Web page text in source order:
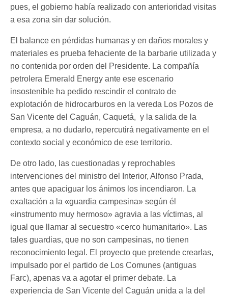
pues, el gobierno había realizado con anterioridad visitas
a esa zona sin dar solución.
El balance en pérdidas humanas y en daños morales y
materiales es prueba fehaciente de la barbarie utilizada y
no contenida por orden del Presidente. La compañía
petrolera Emerald Energy ante ese escenario
insostenible ha pedido rescindir el contrato de
explotación de hidrocarburos en la vereda Los Pozos de
San Vicente del Caguán, Caquetá, y la salida de la
empresa, a no dudarlo, repercutirá negativamente en el
contexto social y económico de ese territorio.
De otro lado, las cuestionadas y reprochables
intervenciones del ministro del Interior, Alfonso Prada,
antes que apaciguar los ánimos los incendiaron. La
exaltación a la «guardia campesina» según él
«instrumento muy hermoso» agravia a las víctimas, al
igual que llamar al secuestro «cerco humanitario». Las
tales guardias, que no son campesinas, no tienen
reconocimiento legal. El proyecto que pretende crearlas,
impulsado por el partido de Los Comunes (antiguas
Farc), apenas va a agotar el primer debate. La
experiencia de San Vicente del Caguán unida a la del